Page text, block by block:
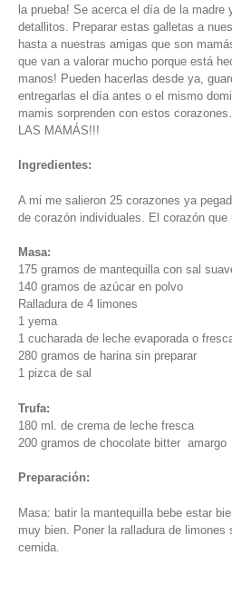
la prueba! Se acerca el día de la
detallitos. Preparar estas galletas a
hasta a nuestras amigas que son
que van a valorar mucho porque está
manos! Pueden hacerlas desde ya,
entregarlas el día antes o el mismo
mamis sorprenden con estos
LAS MAMÁS!!!
Ingredientes:
A mi me salieron 25 corazones ya
de corazón individuales. El corazón que
Masa:
175 gramos de mantequilla con sal
140 gramos de azúcar en polvo
Ralladura de 4 limones
1 yema
1 cucharada de leche evaporada o
280 gramos de harina sin preparar
1 pizca de sal
Trufa:
180 ml. de crema de leche fresca
200 gramos de chocolate bitter amargo
Preparación:
Masa: batir la mantequilla bebe estar
muy bien. Poner la ralladura de limones
cernida.